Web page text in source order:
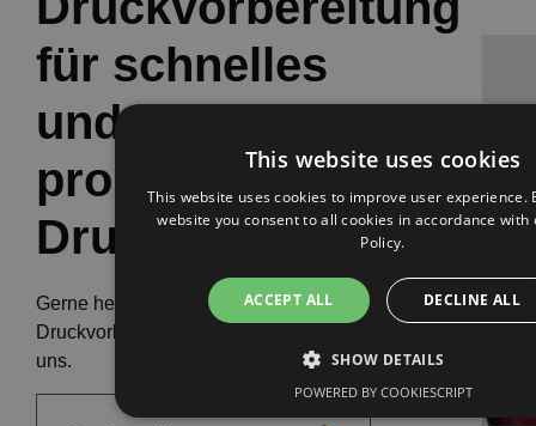
für schnelles
und
problemloses
Druck
Gerne helfen wir Ihnen auch mit der
Druckvorbereitung. Wenden Sie sich an
uns.
This website uses cookies
This website uses cookies to improve user experience.
website you consent to all cookies in accordance with
Policy.
ACCEPT ALL DECLINE ALL
SHOW DETAILS
POWERED BY COOKIESCRIPT